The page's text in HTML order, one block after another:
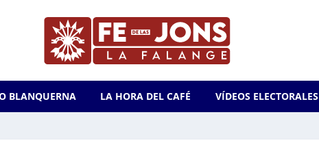
BLANQUERNA LA HORA DEL CAFÉ VÍDEOS ELECTORALES